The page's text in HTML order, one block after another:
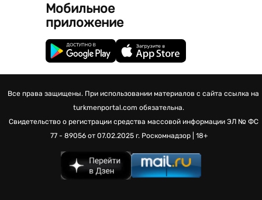
Мобильное
приложение
Все права защищены. При использовании материалов с сайта ссылка на
turkmenportal.com обязательна.
Свидетельство о регистрации средства массовой информации ЭЛ № ФС
77 - 89056 от 07.02.2025 г. Роскомнадзор | 18+